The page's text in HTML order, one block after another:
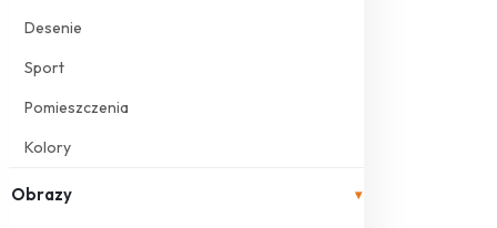
Desenie
Sport
Pomieszczenia
Kolory
Obrazy ▾